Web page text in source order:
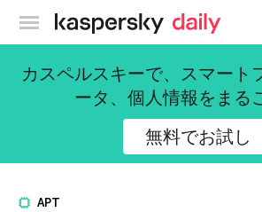
カスペルスキ
カスペルスキーで、スマート
ータ、個人情報をまる
無料でお試し
APT